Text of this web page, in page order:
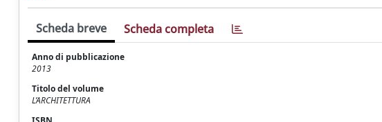
Scheda breve Scheda completa
Anno di pubblicazione
2013
Titolo del volume
L’ARCHITETTURA